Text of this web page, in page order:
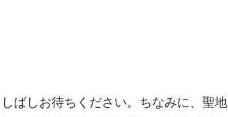
ばしお待ちください。ちなみに、聖地